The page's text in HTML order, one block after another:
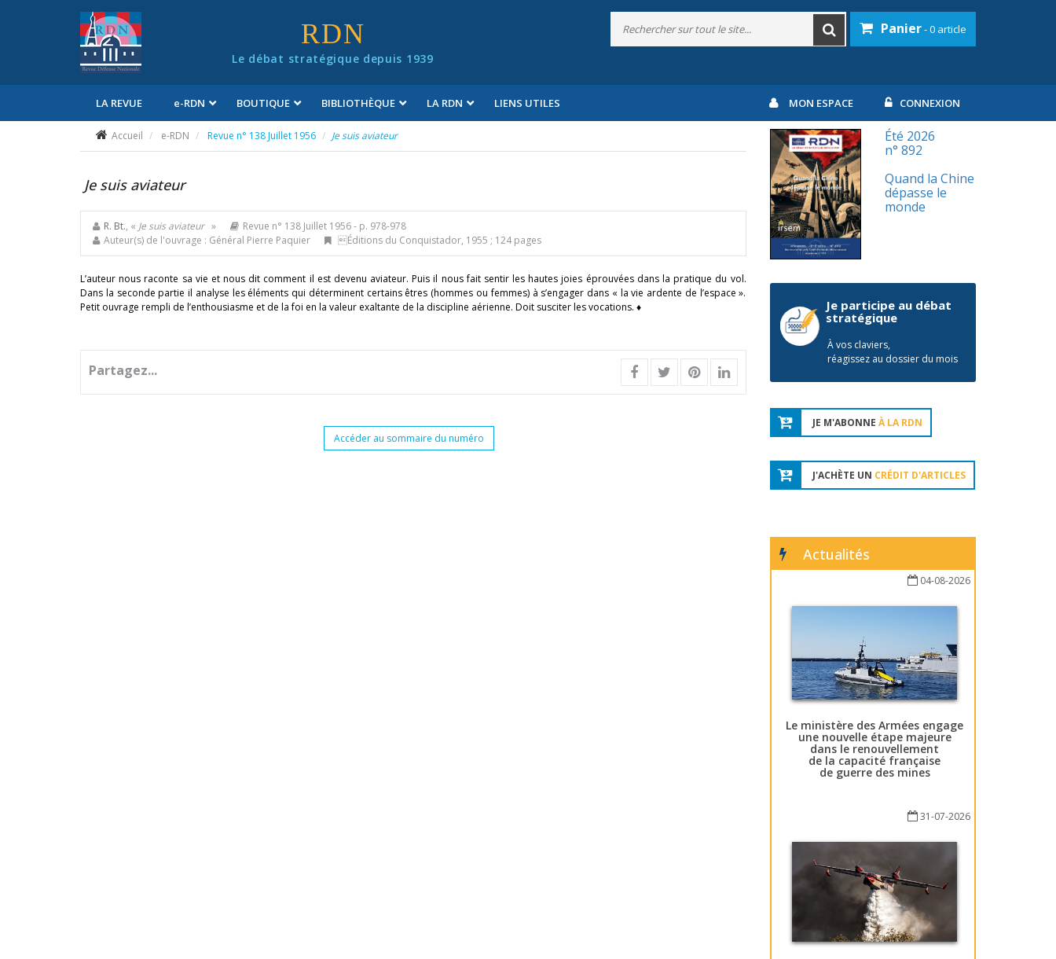
RDN
Le débat stratégique depuis 1939
Panier- 0 article
LA REVUE e-RDN BOUTIQUE BIBLIOTHÈQUE LA RDN LIENS UTILES MON ESPACE CONNEXION
Accueil e-RDN Revue n° 138 Juillet 1956 Je suis aviateur
Je suis aviateur
R. Bt., « Je suis aviateur » Revue n° 138 Juillet 1956- p. 978-978
Auteur(s) de l'ouvrage : Général Pierre Paquier
Éditions du Conquistador, 1955 ; 124 pages
L’auteur nous raconte sa vie et nous dit comment il est devenu aviateur. Puis il nous fait sentir les hautes joies éprouvées dans la pratique du vol.
Dans la seconde partie il analyse les éléments qui déterminent certains êtres (hommes ou femmes) à s’engager dans « la vie ardente de l’espace ».
Petit ouvrage rempli de l’enthousiasme et de la foi en la valeur exaltante de la discipline aérienne. Doit susciter les vocations. ♦
Partagez...
Accéder au sommaire du numéro
Été 2026
n° 892
Quand la Chine
dépasse le
monde
Je participe au débat
stratégique
À vos claviers,
réagissez au dossier du mois
JE M'ABONNE À LA RDN
J'ACHÈTE UN CRÉDIT D'ARTICLES
Actualités
04-08-2026
Le ministère des Armées engage
une nouvelle étape majeure
dans le renouvellement
de la capacité française
de guerre des mines
31-07-2026